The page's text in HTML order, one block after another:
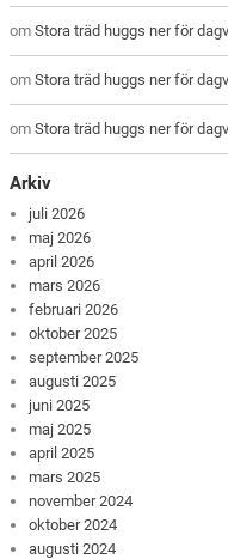
omStora träd huggs ner för
omStora träd huggs ner för
omStora träd huggs ner för
Arkiv
juli 2026
maj 2026
april 2026
mars 2026
februari 2026
oktober 2025
september 2025
augusti 2025
juni 2025
maj 2025
april 2025
mars 2025
november 2024
oktober 2024
augusti 2024